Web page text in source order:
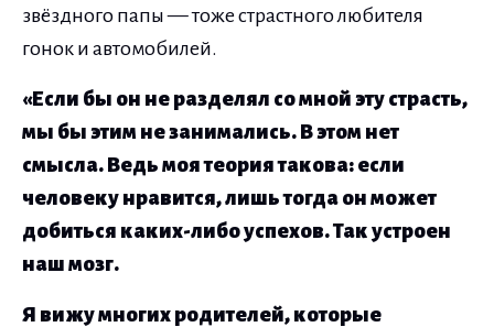
звёздного папы — тоже страстного любителя
гонок и автомобилей.
«Если бы он не разделял со мной эту страсть,
мы бы этим не занимались. В этом нет
смысла. Ведь моя теория такова: если
человеку нравится, лишь тогда он может
добиться каких-либо успехов. Так устроен
наш мозг.
Я вижу многих родителей, которые